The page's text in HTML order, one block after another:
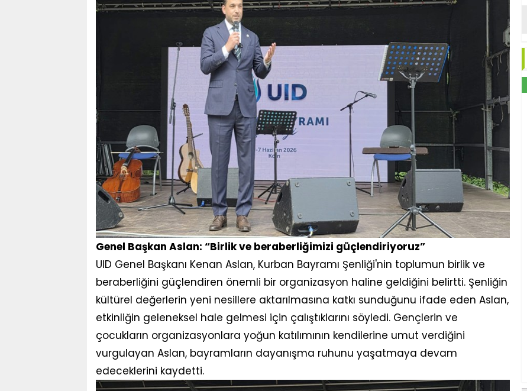
Genel Başkan Aslan: “Birlik ve beraberliğimizi güçlendiriyoruz”
UID Genel Başkanı Kenan Aslan, Kurban Bayramı Şenliği'nin toplumun birlik ve
beraberliğini güçlendiren önemli bir organizasyon haline geldiğini belirtti. Şenliğin
kültürel değerlerin yeni nesillere aktarılmasına katkı sunduğunu ifade eden Aslan,
etkinliğin geleneksel hale gelmesi için çalıştıklarını söyledi. Gençlerin ve
çocukların organizasyonlara yoğun katılımının kendilerine umut verdiğini
vurgulayan Aslan, bayramların dayanışma ruhunu yaşatmaya devam
edeceklerini kaydetti.